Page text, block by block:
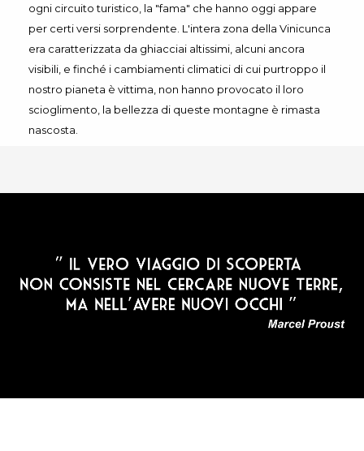
ogni circuito turistico, la "fama" che hanno oggi appare
per certi versi sorprendente. L'intera zona della Vinicunca
era caratterizzata da ghiacciai altissimi, alcuni ancora
visibili, e finché i cambiamenti climatici di cui purtroppo il
nostro pianeta è vittima, non hanno provocato il loro
scioglimento, la bellezza di queste montagne è rimasta
nascosta.